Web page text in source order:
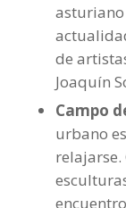
asturiano
de
Joaquín
Campo
urbano
relajarse.